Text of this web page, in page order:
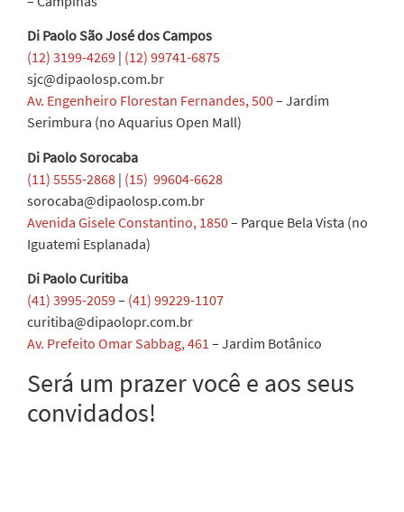
Di Paolo São José dos Campos
(12) 3199-4269 | (12) 99741-6875
sjc@dipaolosp.com.br
Av. Engenheiro Florestan Fernandes, 500– Jardim
Serimbura (no Aquarius Open Mall)
Di Paolo Sorocaba
(11) 5555-2868 | (15) 99604-6628
sorocaba@dipaolosp.com.br
Avenida Gisele Constantino, 1850– Parque Bela Vista (no
Iguatemi Esplanada)
Di Paolo Curitiba
(41) 3995-2059– (41) 99229-1107
curitiba@dipaolopr.com.br
Av. Prefeito Omar Sabbag, 461 – Jardim Botânico
Será um prazer você e aos seus
convidados!